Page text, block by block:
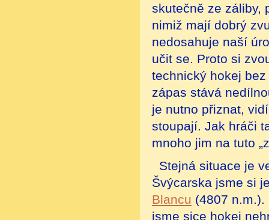
skutečně ze záliby,
nimiž mají dobrý
nedosahuje naší
učit se. Proto si
technický hokej
zápas stává
je nutno přiznat,
stoupají. Jak hráči
mnoho jim na tuto
Stejná situace je
Švýcarska jsme si
Blancu (4807
jsme sice hokej